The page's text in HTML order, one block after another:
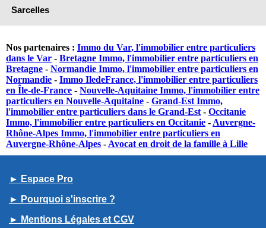
Sarcelles
Nos partenaires : Immo du Var, l'immobilier entre particuliers
dans le Var - Bretagne Immo, l'immobilier entre particuliers en
Bretagne - Normandie Immo, l'immobilier entre particuliers en
Normandie - Immo IledeFrance, l'immobilier entre particuliers
en Île-de-France - Nouvelle-Aquitaine Immo, l'immobilier entre
particuliers en Nouvelle-Aquitaine - Grand-Est Immo,
l'immobilier entre particuliers dans le Grand-Est - Occitanie
Immo, l'immobilier entre particuliers en Occitanie - Auvergne-
Rhône-Alpes Immo, l'immobilier entre particuliers en
Auvergne-Rhône-Alpes - Avocat en droit de la famille à Lille
► Espace Pro
► Pourquoi s'inscrire ?
► Mentions Légales et CGV